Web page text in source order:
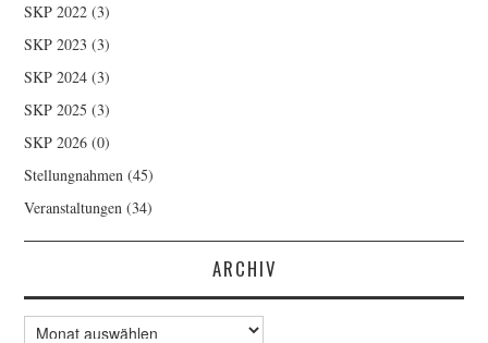
SKP 2022 (3)
SKP 2023 (3)
SKP 2024 (3)
SKP 2025 (3)
SKP 2026 (0)
Stellungnahmen (45)
Veranstaltungen (34)
ARCHIV
Archiv